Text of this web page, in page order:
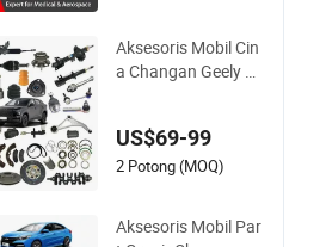
Aksesoris Mobil Cin
a Changan Geely H
ggo Omoda 5/9 A1
Mobil untuk Dijual J
ku Cadang Mobil
US$69-99
2 Potong (MOQ)
Aksesoris Mobil Par